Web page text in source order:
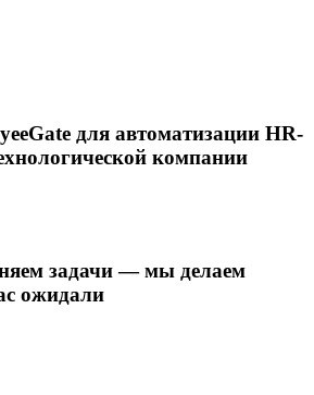
для автоматизации HR-
компании
задачи — мы делаем
ожидали